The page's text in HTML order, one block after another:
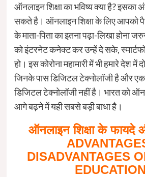
ऑनलाइन शिक्षा का भविष्य क्या है? इसका
सकते है। ऑनलाइन शिक्षा के लिए आपको
के माता-पिता का इतना पढ़ा-लिखा होना
को इंटरनेट कनेक्ट कर उन्हें दे सके,
हो। इस कोरोना महामारी में भी हमारे देश में
जिनके पास डिजिटल टेक्नोलॉजी है और
डिजिटल टेक्नोलॉजी नहीं है। भारत को
आगे बढ़ने में यही सबसे बड़ी बाधा है।
ऑनलाइन शिक्षा के फायदे
DISADVANTAGES